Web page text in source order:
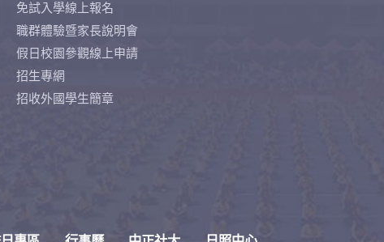
免試入學線上報名
職群體驗暨家長說明會
假日校園參觀線上申請
招生專網
招收外國學生簡章